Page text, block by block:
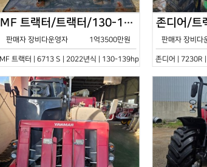
식 | 기타
MF 트랙터/트랙터/130-139hp/6713 S/2022년식
판매자 장비다운영자 1억3500만원
MF 트랙터 | 6713 S | 2022년식 | 130-139hp
판매자 장비다
존디어 | 7230R